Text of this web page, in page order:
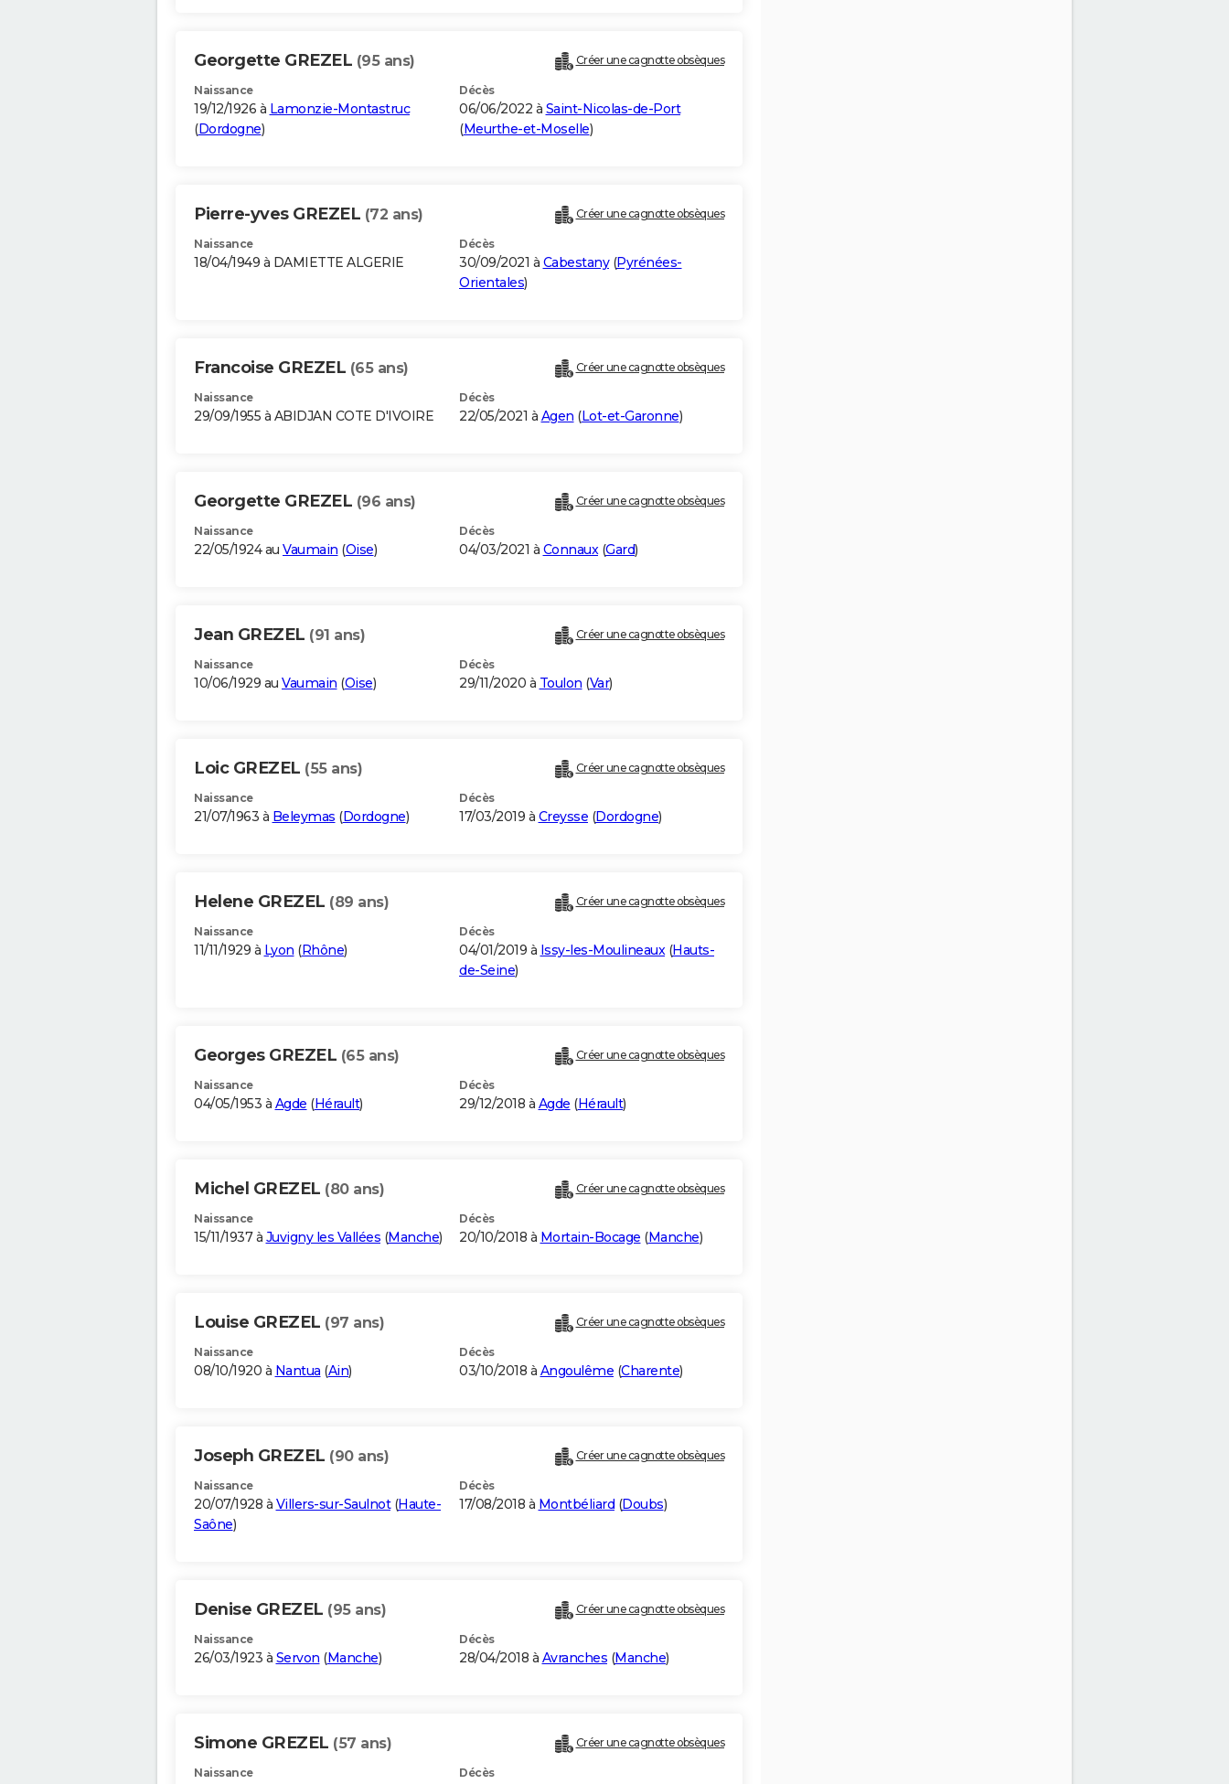
Georgette GREZEL (95 ans) Créer une cagnotte obsèques
Naissance
19/12/1926 à Lamonzie-Montastruc
(Dordogne)
Décès
06/06/2022 à Saint-Nicolas-de-Port
(Meurthe-et-Moselle)
Pierre-yves GREZEL (72 ans) Créer une cagnotte obsèques
Naissance
18/04/1949 à DAMIETTE ALGERIE
Décès
30/09/2021 à Cabestany(Pyrénées-
Orientales)
Francoise GREZEL (65 ans) Créer une cagnotte obsèques
Naissance
29/09/1955 à ABIDJAN COTE D'IVOIRE
Décès
22/05/2021 à Agen (Lot-et-Garonne)
Georgette GREZEL (96 ans) Créer une cagnotte obsèques
Naissance
22/05/1924 au Vaumain (Oise)
Décès
04/03/2021 à Connaux(Gard)
Jean GREZEL (91 ans) Créer une cagnotte obsèques
Naissance
10/06/1929 au Vaumain (Oise)
Décès
29/11/2020 à Toulon (Var)
Loic GREZEL (55 ans) Créer une cagnotte obsèques
Naissance
21/07/1963 à Beleymas (Dordogne)
Décès
17/03/2019 à Creysse (Dordogne)
Helene GREZEL (89 ans) Créer une cagnotte obsèques
Naissance
11/11/1929 à Lyon (Rhône)
Décès
04/01/2019 à Issy-les-Moulineaux(Hauts-
de-Seine)
Georges GREZEL (65 ans) Créer une cagnotte obsèques
Naissance
04/05/1953 à Agde (Hérault)
Décès
29/12/2018 à Agde (Hérault)
Michel GREZEL (80 ans) Créer une cagnotte obsèques
Naissance
15/11/1937 à Juvigny les Vallées (Manche)
Décès
20/10/2018 à Mortain-Bocage (Manche)
Louise GREZEL (97 ans) Créer une cagnotte obsèques
Naissance
08/10/1920 à Nantua (Ain)
Décès
03/10/2018 à Angoulême (Charente)
Joseph GREZEL (90 ans) Créer une cagnotte obsèques
Naissance
20/07/1928 à Villers-sur-Saulnot(Haute-
Saône)
Décès
17/08/2018 à Montbéliard (Doubs)
Denise GREZEL (95 ans) Créer une cagnotte obsèques
Naissance
26/03/1923 à Servon (Manche)
Décès
28/04/2018 à Avranches (Manche)
Simone GREZEL (57 ans) Créer une cagnotte obsèques
Naissance Décès